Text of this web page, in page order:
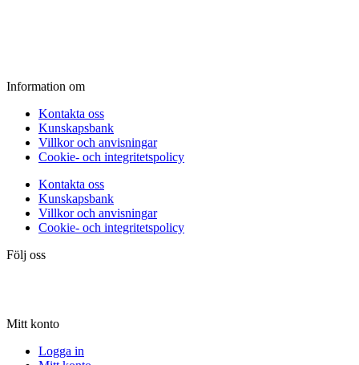
Information om
Kontakta oss
Kunskapsbank
Villkor och anvisningar
Cookie- och integritetspolicy
Kontakta oss
Kunskapsbank
Villkor och anvisningar
Cookie- och integritetspolicy
Följ oss
Mitt konto
Logga in